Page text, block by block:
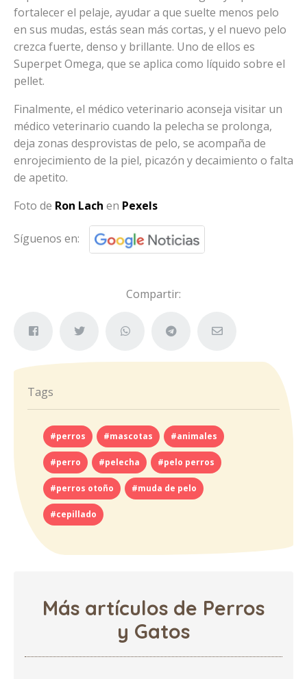
fortalecer el pelaje, ayudar a que suelte menos pelo
en sus mudas, estás sean más cortas, y el nuevo pelo
crezca fuerte, denso y brillante. Uno de ellos es
Superpet Omega, que se aplica como líquido sobre el
pellet.
Finalmente, el médico veterinario aconseja visitar un
médico veterinario cuando la pelecha se prolonga,
deja zonas desprovistas de pelo, se acompaña de
enrojecimiento de la piel, picazón y decaimiento o falta
de apetito.
Foto de Ron Lach en Pexels
Síguenos en:
Compartir:
Tags
#perros #mascotas #animales
#perro #pelecha #pelo perros
#perros otoño #muda de pelo
#cepillado
Más artículos de Perros
y Gatos